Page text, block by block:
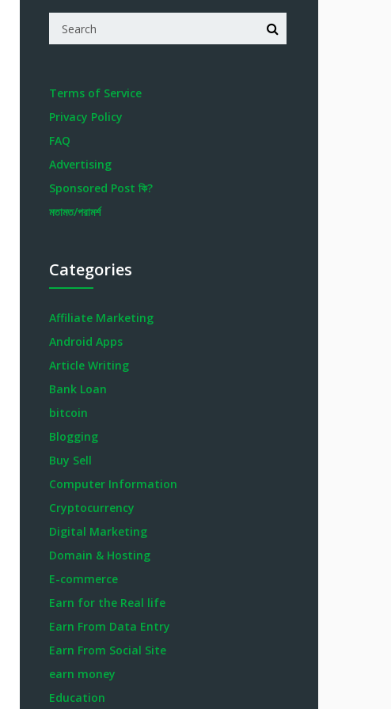
Terms of Service
Privacy Policy
FAQ
Advertising
Sponsored Post কি?
মতামত/পরামর্শ
Categories
Affiliate Marketing
Android Apps
Article Writing
Bank Loan
bitcoin
Blogging
Buy Sell
Computer Information
Cryptocurrency
Digital Marketing
Domain & Hosting
E-commerce
Earn for the Real life
Earn From Data Entry
Earn From Social Site
earn money
Education